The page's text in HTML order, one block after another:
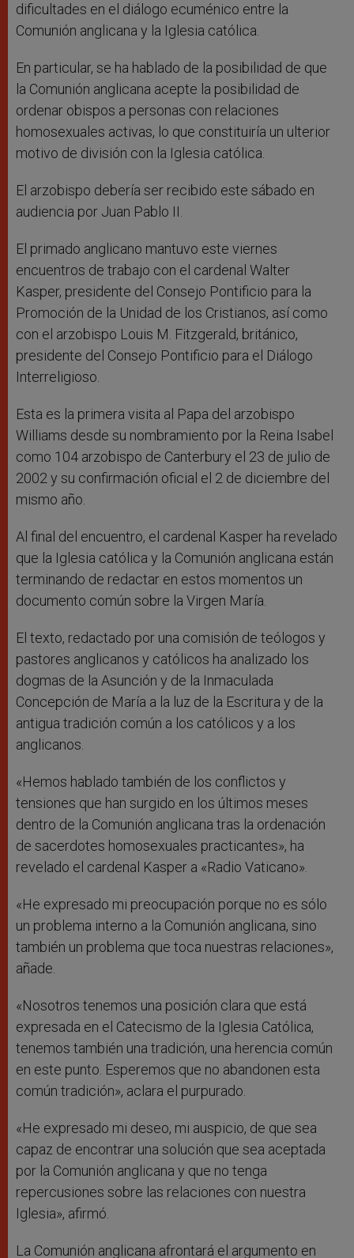
dificultades en el diálogo ecuménico entre la
Comunión anglicana y la Iglesia católica.
En particular, se ha hablado de la posibilidad de que
la Comunión anglicana acepte la posibilidad de
ordenar obispos a personas con relaciones
homosexuales activas, lo que constituiría un ulterior
motivo de división con la Iglesia católica.
El arzobispo debería ser recibido este sábado en
audiencia por Juan Pablo II.
El primado anglicano mantuvo este viernes
encuentros de trabajo con el cardenal Walter
Kasper, presidente del Consejo Pontificio para la
Promoción de la Unidad de los Cristianos, así como
con el arzobispo Louis M. Fitzgerald, británico,
presidente del Consejo Pontificio para el Diálogo
Interreligioso.
Esta es la primera visita al Papa del arzobispo
Williams desde su nombramiento por la Reina Isabel
como 104 arzobispo de Canterbury el 23 de julio de
2002 y su confirmación oficial el 2 de diciembre del
mismo año.
Al final del encuentro, el cardenal Kasper ha revelado
que la Iglesia católica y la Comunión anglicana están
terminando de redactar en estos momentos un
documento común sobre la Virgen María.
El texto, redactado por una comisión de teólogos y
pastores anglicanos y católicos ha analizado los
dogmas de la Asunción y de la Inmaculada
Concepción de María a la luz de la Escritura y de la
antigua tradición común a los católicos y a los
anglicanos.
«Hemos hablado también de los conflictos y
tensiones que han surgido en los últimos meses
dentro de la Comunión anglicana tras la ordenación
de sacerdotes homosexuales practicantes», ha
revelado el cardenal Kasper a «Radio Vaticano».
«He expresado mi preocupación porque no es sólo
un problema interno a la Comunión anglicana, sino
también un problema que toca nuestras relaciones»,
añade.
«Nosotros tenemos una posición clara que está
expresada en el Catecismo de la Iglesia Católica,
tenemos también una tradición, una herencia común
en este punto. Esperemos que no abandonen esta
común tradición», aclara el purpurado.
«He expresado mi deseo, mi auspicio, de que sea
capaz de encontrar una solución que sea aceptada
por la Comunión anglicana y que no tenga
repercusiones sobre las relaciones con nuestra
Iglesia», afirmó.
La Comunión anglicana afrontará el argumento en